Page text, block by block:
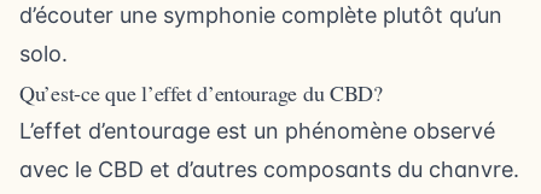
d’écouter une symphonie complète plutôt qu’un
solo.
Qu’est-ce que l’effet d’entourage du CBD?
L’effet d’entourage est un phénomène observé
avec le CBD et d’autres composants du chanvre.